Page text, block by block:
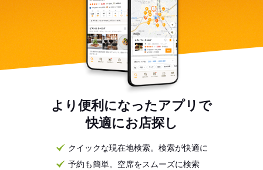
より便利になったアプリで
快適にお店探し
クイックな現在地検索。検索が快適に
予約も簡単。空席をスムーズに検索